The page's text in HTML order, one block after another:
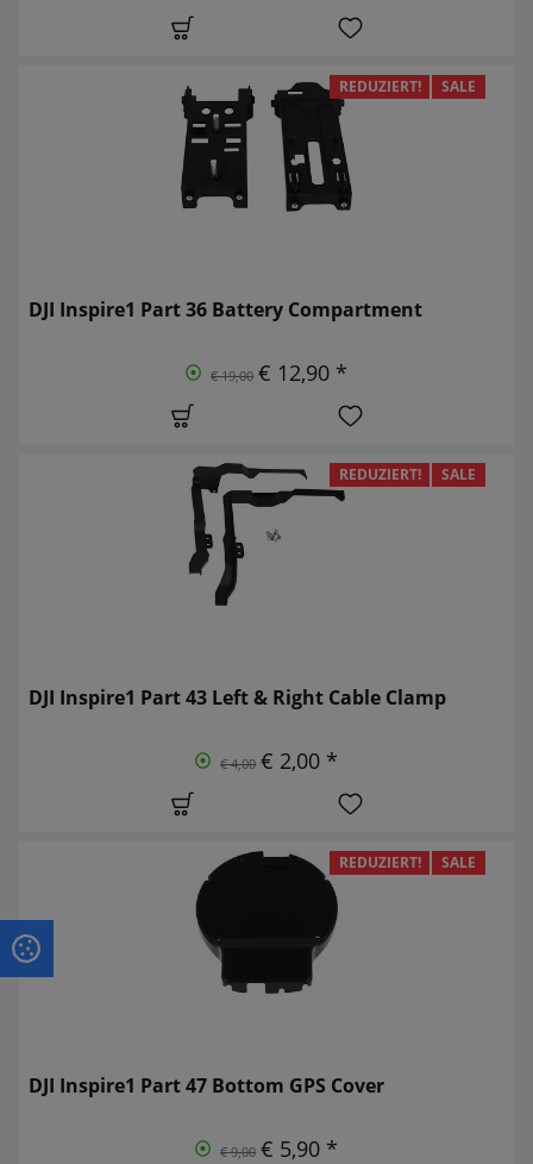
REDUZIERT! SALE
DJI Inspire1 Part 36 Battery Compartment
€ 19,00 € 12,90 *
REDUZIERT! SALE
DJI Inspire1 Part 43 Left & Right Cable Clamp
€ 4,00 € 2,00 *
REDUZIERT! SALE
DJI Inspire1 Part 47 Bottom GPS Cover
€ 9,00 € 5,90 *